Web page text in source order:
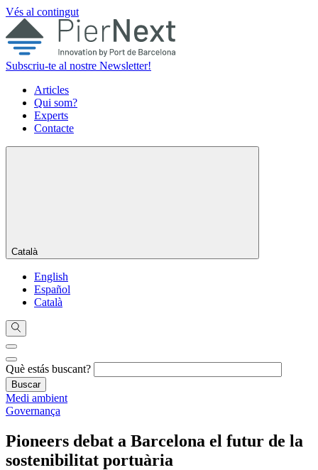
Vés al contingut
Subscriu-te al nostre Newsletter!
Articles
Qui som?
Experts
Contacte
Català
English
Español
Català
Què estás buscant?
Medi ambient
Governança
Pioneers debat a Barcelona el futur de la
sostenibilitat portuària